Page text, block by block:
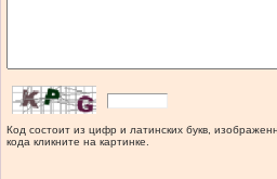
Код состоит из цифр и латинских букв,
кода кликните на картинке.